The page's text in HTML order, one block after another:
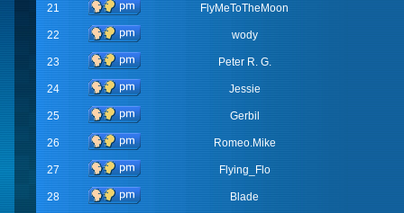
21 FlyMeToTheMoon
22 wody
23 Peter R. G.
24 Jessie
25 Gerbil
26 Romeo.Mike
27 Flying_Flo
28 Blade